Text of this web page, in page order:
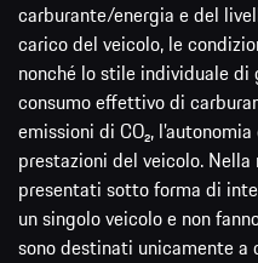
carburante/energia e del
carico del veicolo, le
nonché lo stile individuale di
consumo effettivo di
emissioni di CO₂,
prestazioni del veicolo.
presentati sotto forma di
un singolo veicolo e non
sono destinati unicamente